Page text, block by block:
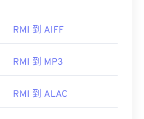
RMI 到 AIFF
RMI 到 MP3
RMI 到 ALAC